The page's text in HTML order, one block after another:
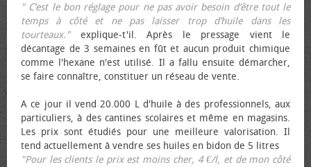
" C’est le bon réglage pour ne pas avoir besoin d’être tout le
temps à côté et ne pas laisser trop d’huile dans les
tourteaux."explique-t'il. Après le pressage vient le
décantage de 3 semaines en fût et aucun produit chimique
comme l'hexane n'est utilisé. Il a fallu ensuite démarcher,
se faire connaître, constituer un réseau de vente.
A ce jour il vend 20.000 L d'huile à des professionnels, aux
particuliers, à des cantines scolaires et même en magasins.
Les prix sont étudiés pour une meilleure valorisation. Il
tend actuellement à vendre ses huiles en bidon de 5 litres
"Pour les clients le prix est moins cher, 4 €/l, et de mon côté